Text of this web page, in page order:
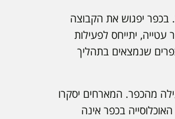
בכפר יפגוש את הקבוצה
עטייה, יתייחס לפעילות
שנמצאים בתהליך
מהכפר. המארחים יסקרו
בכפר אינה